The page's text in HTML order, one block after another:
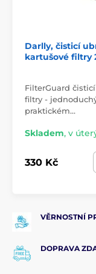
Darlly, čisticí
kartušové filtry
FilterGuard
filtry -
praktickém…
Skladem, v
330 Kč
VĚRNOSTNÍ
DOPRAVA